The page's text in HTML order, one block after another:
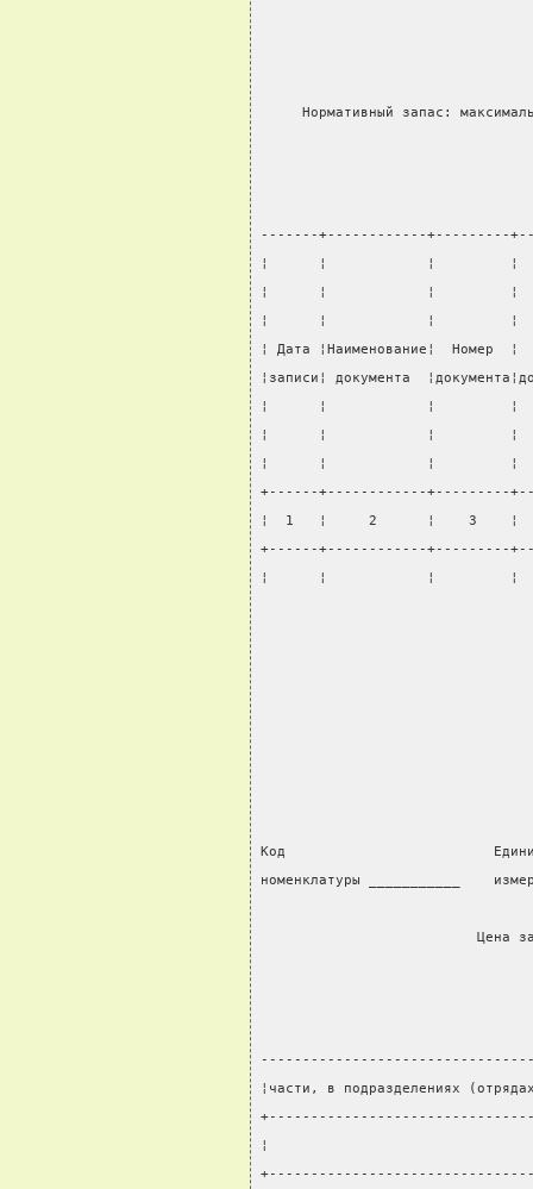
Нормативный запас:
-------+------------+---------
¦      ¦            ¦         ¦
¦      ¦            ¦         ¦
¦      ¦            ¦         ¦
¦ Дата ¦Наименование¦
¦записи¦ документа
¦      ¦            ¦         ¦
¦      ¦            ¦         ¦
¦      ¦            ¦         ¦
+------+------------+---------
¦  1   ¦     2      ¦    3    ¦    4
+------+------------+---------
¦      ¦            ¦         ¦
Код
номенклатуры ___________
Цена
¦части, в подразделениях
¦